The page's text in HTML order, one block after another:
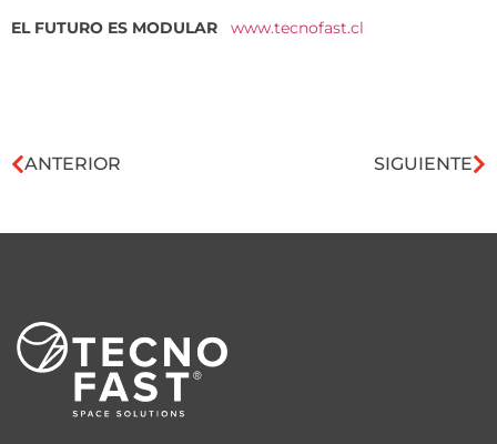
EL FUTURO ES MODULAR www.tecnofast.cl
ANTERIOR SIGUIENTE